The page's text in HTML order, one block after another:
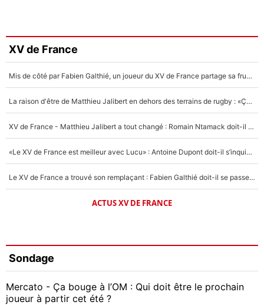
XV de France
Mis de côté par Fabien Galthié, un joueur du XV de France partage sa frustration : «ils ne me l’ont pas dit tout de suite»
La raison d'être de Matthieu Jalibert en dehors des terrains de rugby : «Ça m'atteint autant que si tu touches à un membre de ma famille»
XV de France - Matthieu Jalibert a tout changé : Romain Ntamack doit-il s’inquiéter pour sa place à un an de la Coupe du monde ?
«Le XV de France est meilleur avec Lucu» : Antoine Dupont doit-il s’inquiéter pour sa place ?
Le XV de France a trouvé son remplaçant : Fabien Galthié doit-il se passer d'Antoine Dupont ?
ACTUS XV DE FRANCE
Sondage
Mercato - Ça bouge à l’OM : Qui doit être le prochain
joueur à partir cet été ?